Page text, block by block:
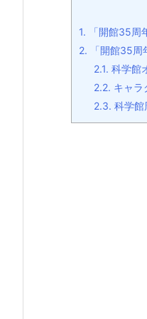
1. 「開館35周
2. 「開館35周
2.1. 科学館
2.2. キャラ
2.3. 科学館